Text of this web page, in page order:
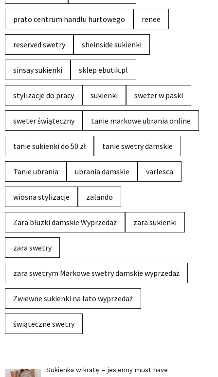
prato centrum handlu hurtowego renee
reserved swetry sheinside sukienki
sinsay sukienki sklep ebutik.pl
stylizacje do pracy sukienki sweter w paski
sweter świąteczny tanie markowe ubrania online
tanie sukienki do 50 zł tanie swetry damskie
Tanie ubrania ubrania damskie varlesca
wiosna stylizacje zalando
Zara bluzki damskie Wyprzedaż zara sukienki
zara swetry
zara swetrym Markowe swetry damskie wyprzedaż
Zwiewne sukienki na lato wyprzedaż
świąteczne swetry
Sukienka w kratę – jesienny must have